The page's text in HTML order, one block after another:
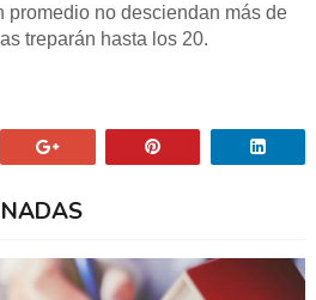
promedio no desciendan más de
treparán hasta los 20.